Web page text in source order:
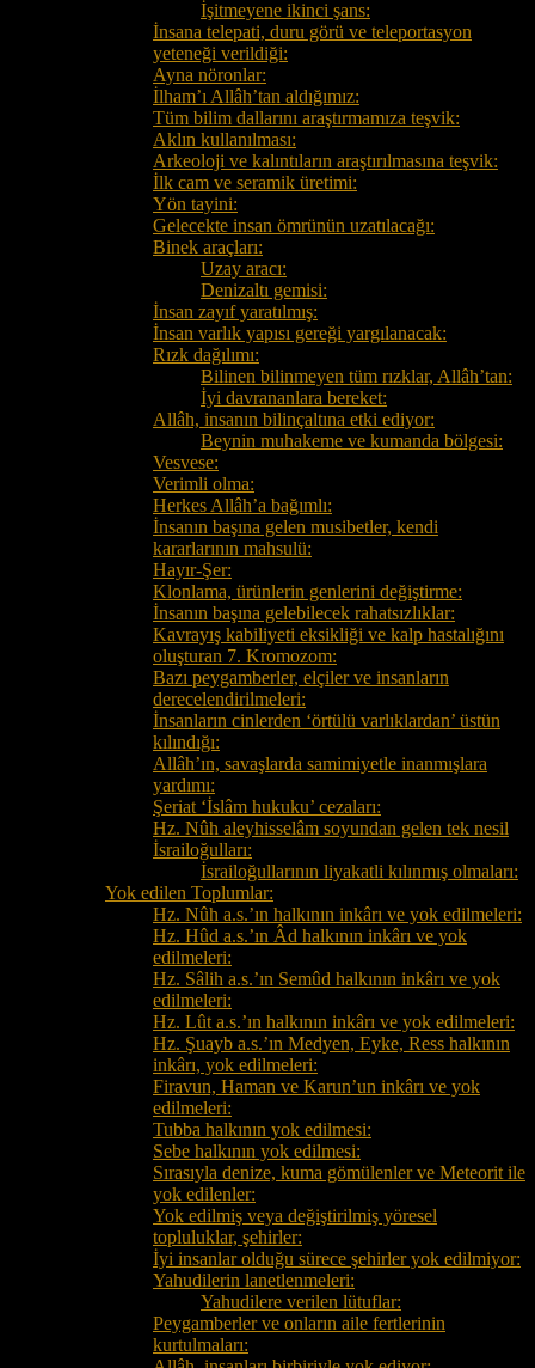
İşitmeyene ikinci şans:
İnsana telepati, duru görü ve teleportasyon
yeteneği verildiği:
Ayna nöronlar:
İlham’ı Allâh’tan aldığımız:
Tüm bilim dallarını araştırmamıza teşvik:
Aklın kullanılması:
Arkeoloji ve kalıntıların araştırılmasına teşvik:
İlk cam ve seramik üretimi:
Yön tayini:
Gelecekte insan ömrünün uzatılacağı:
Binek araçları:
Uzay aracı:
Denizaltı gemisi:
İnsan zayıf yaratılmış:
İnsan varlık yapısı gereği yargılanacak:
Rızk dağılımı:
Bilinen bilinmeyen tüm rızklar, Allâh’tan:
İyi davrananlara bereket:
Allâh, insanın bilinçaltına etki ediyor:
Beynin muhakeme ve kumanda bölgesi:
Vesvese:
Verimli olma:
Herkes Allâh’a bağımlı:
İnsanın başına gelen musibetler, kendi
kararlarının mahsulü:
Hayır-Şer:
Klonlama, ürünlerin genlerini değiştirme:
İnsanın başına gelebilecek rahatsızlıklar:
Kavrayış kabiliyeti eksikliği ve kalp hastalığını
oluşturan 7. Kromozom:
Bazı peygamberler, elçiler ve insanların
derecelendirilmeleri:
İnsanların cinlerden ‘örtülü varlıklardan’ üstün
kılındığı:
Allâh’ın, savaşlarda samimiyetle inanmışlara
yardımı:
Şeriat ‘İslâm hukuku’ cezaları:
Hz. Nûh aleyhisselâm soyundan gelen tek nesil
İsrailoğulları:
İsrailoğullarının liyakatli kılınmış olmaları:
Yok edilen Toplumlar:
Hz. Nûh a.s.’ın halkının inkârı ve yok edilmeleri:
Hz. Hûd a.s.’ın Âd halkının inkârı ve yok
edilmeleri:
Hz. Sâlih a.s.’ın Semûd halkının inkârı ve yok
edilmeleri:
Hz. Lût a.s.’ın halkının inkârı ve yok edilmeleri:
Hz. Şuayb a.s.’ın Medyen, Eyke, Ress halkının
inkârı, yok edilmeleri:
Firavun, Haman ve Karun’un inkârı ve yok
edilmeleri:
Tubba halkının yok edilmesi:
Sebe halkının yok edilmesi:
Sırasıyla denize, kuma gömülenler ve Meteorit ile
yok edilenler:
Yok edilmiş veya değiştirilmiş yöresel
topluluklar, şehirler:
İyi insanlar olduğu sürece şehirler yok edilmiyor:
Yahudilerin lanetlenmeleri:
Yahudilere verilen lütuflar:
Peygamberler ve onların aile fertlerinin
kurtulmaları: